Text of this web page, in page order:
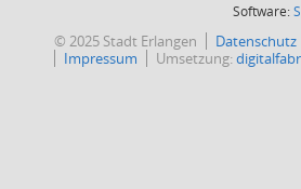
Software:
© 2025 Stadt Erlangen
Datenschutz
Impressum
Umsetzung: